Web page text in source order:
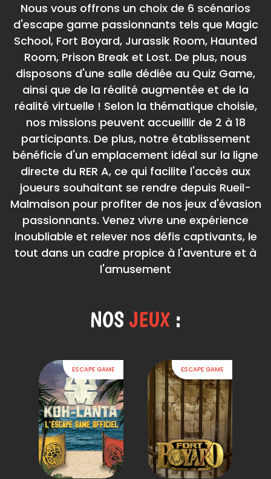
Nous vous offrons un choix de 6 scénarios
d'escape game passionnants tels que Magic
School, Fort Boyard, Jurassik Room, Haunted
Room, Prison Break et Lost. De plus, nous
disposons d'une salle dédiée au Quiz Game,
ainsi que de la réalité augmentée et de la
réalité virtuelle ! Selon la thématique choisie,
nos missions peuvent accueillir de 2 à 18
participants. De plus, notre établissement
bénéficie d'un emplacement idéal sur la ligne
directe du RER A, ce qui facilite l'accès aux
joueurs souhaitant se rendre depuis Rueil-
Malmaison pour profiter de nos jeux d'évasion
passionnants. Venez vivre une expérience
inoubliable et relever nos défis captivants, le
tout dans un cadre propice à l'aventure et à
l'amusement
NOS JEUX :
ESCAPE GAME ESCAPE GAME